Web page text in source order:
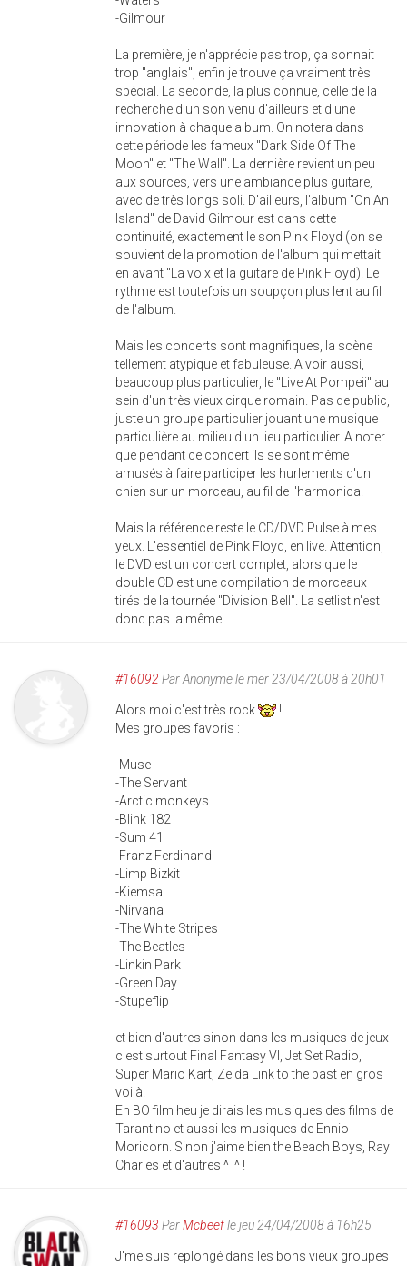
-Gilmour
La première, je n'apprécie pas trop, ça sonnait
trop "anglais", enfin je trouve ça vraiment très
spécial. La seconde, la plus connue, celle de la
recherche d'un son venu d'ailleurs et d'une
innovation à chaque album. On notera dans
cette période les fameux "Dark Side Of The
Moon" et "The Wall". La dernière revient un peu
aux sources, vers une ambiance plus guitare,
avec de très longs soli. D'ailleurs, l'album "On An
Island" de David Gilmour est dans cette
continuité, exactement le son Pink Floyd (on se
souvient de la promotion de l'album qui mettait
en avant "La voix et la guitare de Pink Floyd). Le
rythme est toutefois un soupçon plus lent au fil
de l'album.
Mais les concerts sont magnifiques, la scène
tellement atypique et fabuleuse. A voir aussi,
beaucoup plus particulier, le "Live At Pompeii" au
sein d'un très vieux cirque romain. Pas de public,
juste un groupe particulier jouant une musique
particulière au milieu d'un lieu particulier. A noter
que pendant ce concert ils se sont même
amusés à faire participer les hurlements d'un
chien sur un morceau, au fil de l'harmonica.
Mais la référence reste le CD/DVD Pulse à mes
yeux. L'essentiel de Pink Floyd, en live. Attention,
le DVD est un concert complet, alors que le
double CD est une compilation de morceaux
tirés de la tournée "Division Bell". La setlist n'est
donc pas la même.
#16092 ParAnonymele mer 23/04/2008 à 20h01
Alors moi c'est très rock
!
Mes groupes favoris :
-Muse
-The Servant
-Arctic monkeys
-Blink 182
-Sum 41
-Franz Ferdinand
-Limp Bizkit
-Kiemsa
-Nirvana
-The White Stripes
-The Beatles
-Linkin Park
-Green Day
-Stupeflip
et bien d'autres sinon dans les musiques de jeux
c'est surtout Final Fantasy VI, Jet Set Radio,
Super Mario Kart, Zelda Link to the past en gros
voilà.
En BO film heu je dirais les musiques des films de
Tarantino et aussi les musiques de Ennio
Moricorn. Sinon j'aime bien the Beach Boys, Ray
Charles et d'autres ^_^ !
#16093 ParMcbeefle jeu 24/04/2008 à 16h25
J'me suis replongé dans les bons vieux groupes